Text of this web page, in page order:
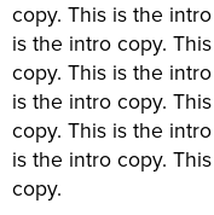
copy. This is the
is the intro copy.
copy. This is the
is the intro copy.
copy. This is the
is the intro copy.
copy.